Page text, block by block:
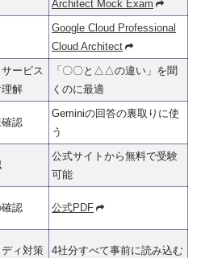
Architect Mock Exam
Google Cloud Professional
Cloud Architect
ービス
解
「〇〇と△△の違い」を聞
くのに最適
認
Geminiの回答の裏取りに使
う
公式サイトから無料で受験
可能
認 公式PDF
ィ対策 4社分すべて事前に読み込む